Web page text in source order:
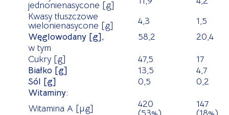
jednonienasycone [g]
Kwasy tłuszczowe
wielonienasycone [g]
4,3
1,5
Węglowodany [g],
58,2
20,4
w tym
Cukry [g]
47,5
17
Białko [g]
13,5
4,7
Sól [g]
0,5
0,2
Witaminy:
Witamina A [µg]
420
147